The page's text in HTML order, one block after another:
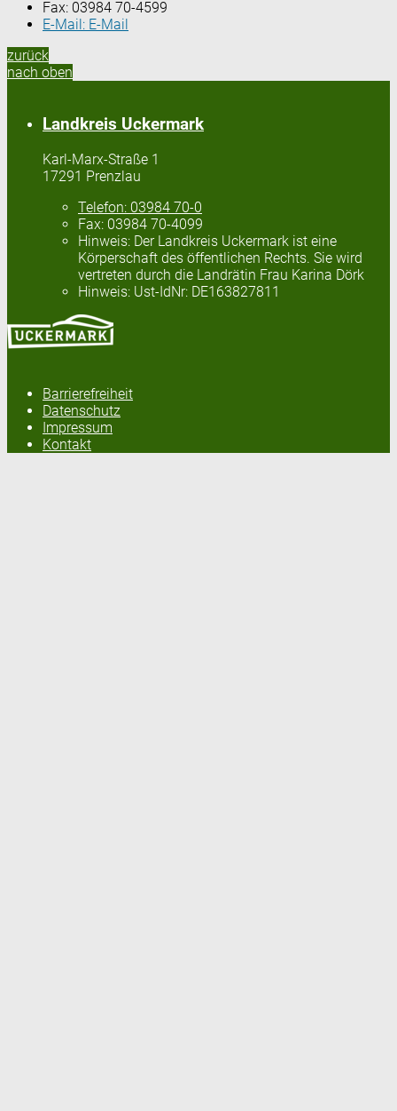
Fax: 03984 70-4599
E-Mail: E-Mail
zurück
nach oben
Landkreis Uckermark
Karl-Marx-Straße 1
17291 Prenzlau
Telefon: 03984 70-0
Fax: 03984 70-4099
Hinweis: Der Landkreis Uckermark ist eine
Körperschaft des öffentlichen Rechts. Sie wird
vertreten durch die Landrätin Frau Karina Dörk
Hinweis: Ust-IdNr: DE163827811
Barrierefreiheit
Datenschutz
Impressum
Kontakt